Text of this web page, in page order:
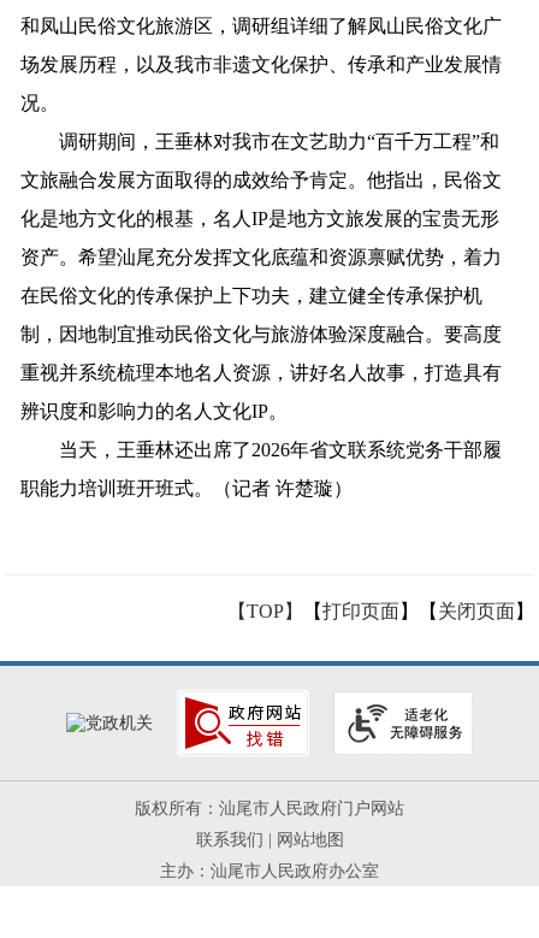
和凤山民俗文化旅游区，调研组详细了解凤山民俗文化广
场发展历程，以及我市非遗文化保护、传承和产业发展情
况。
调研期间，王垂林对我市在文艺助力“百千万工程”和
文旅融合发展方面取得的成效给予肯定。他指出，民俗文
化是地方文化的根基，名人IP是地方文旅发展的宝贵无形
资产。希望汕尾充分发挥文化底蕴和资源禀赋优势，着力
在民俗文化的传承保护上下功夫，建立健全传承保护机
制，因地制宜推动民俗文化与旅游体验深度融合。要高度
重视并系统梳理本地名人资源，讲好名人故事，打造具有
辨识度和影响力的名人文化IP。
当天，王垂林还出席了2026年省文联系统党务干部履
职能力培训班开班式。（记者 许楚璇）
【TOP】 【打印页面】【 关闭页面】
版权所有：汕尾市人民政府门户网站
联系我们
网站地图
主办：汕尾市人民政府办公室